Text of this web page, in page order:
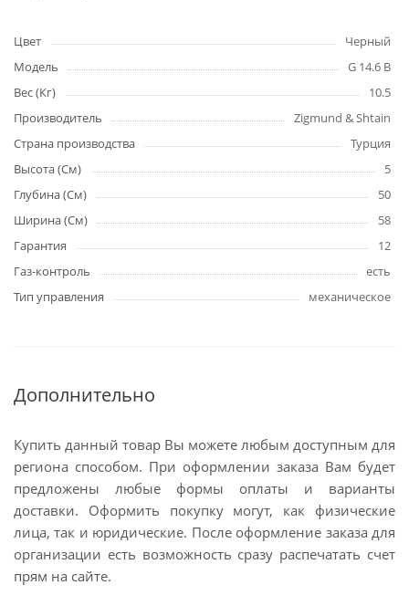
Цвет
Черный
Модель
G 14.6 B
Вес (Кг)
10.5
Производитель
Zigmund & Shtain
Страна производства
Турция
Высота (См)
5
Глубина (См)
50
Ширина (См)
58
Гарантия
12
Газ-контроль
есть
Тип управления
механическое
Дополнительно
Купить данный товар Вы можете любым доступным для
региона способом. При оформлении заказа Вам будет
предложены любые формы оплаты и варианты
доставки. Оформить покупку могут, как физические
лица, так и юридические. После оформление заказа для
организации есть возможность сразу распечатать счет
прям на сайте.